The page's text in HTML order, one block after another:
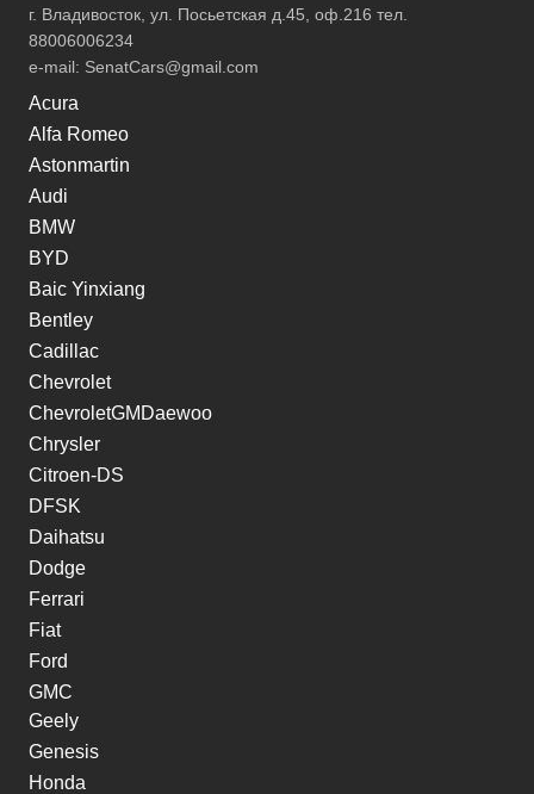
г. Владивосток, ул. Посьетская д.45, оф.216 тел.
88006006234
e-mail: SenatCars@gmail.com
Acura
Alfa Romeo
Astonmartin
Audi
BMW
BYD
Baic Yinxiang
Bentley
Cadillac
Chevrolet
ChevroletGMDaewoo
Chrysler
Citroen-DS
DFSK
Daihatsu
Dodge
Ferrari
Fiat
Ford
GMC
Geely
Genesis
Honda